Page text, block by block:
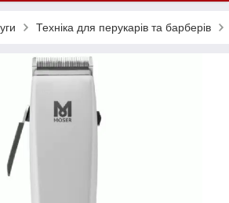
Техніка для перукарів та барберів